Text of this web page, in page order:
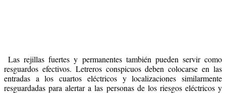
Las rejillas fuertes y permanentes también pueden servir como
resguardos efectivos. Letreros conspicuos deben colocarse en las
entradas a los cuartos eléctricos y localizaciones similarmente
resguardadas para alertar a las personas de los riesgos eléctricos y